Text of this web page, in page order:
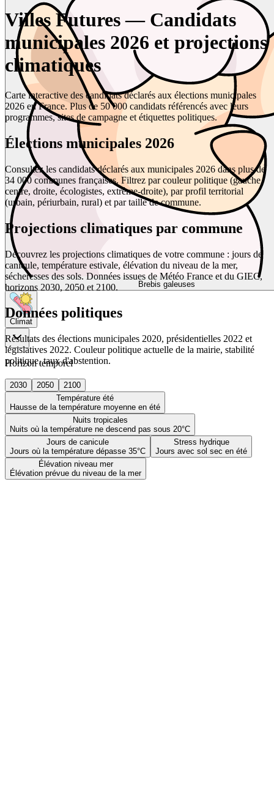
Brebis galeuses
Climat
Horizon temporel
2030 2050
2100
Température été
Hausse de la température moyenne en été
Nuits tropicales
Nuits où la température ne descend pas sous 20°C
Jours de canicule
Jours où la température dépasse 35°C
Stress hydrique
Jours avec sol sec en été
Élévation niveau mer
Élévation prévue du niveau de la mer
Villes Futures — Candidats
municipales 2026 et projections
climatiques
Carte interactive des candidats déclarés aux élections municipales
2026 en France. Plus de 50 000 candidats référencés avec leurs
programmes, sites de campagne et étiquettes politiques.
Élections municipales 2026
Consultez les candidats déclarés aux municipales 2026 dans plus de
34 000 communes françaises. Filtrez par couleur politique (gauche,
centre, droite, écologistes, extrême-droite), par profil territorial
(urbain, périurbain, rural) et par taille de commune.
Projections climatiques par commune
Découvrez les projections climatiques de votre commune : jours de
canicule, température estivale, élévation du niveau de la mer,
sécheresses des sols. Données issues de Météo France et du GIEC,
horizons 2030, 2050 et 2100.
Données politiques
Résultats des élections municipales 2020, présidentielles 2022 et
législatives 2022. Couleur politique actuelle de la mairie, stabilité
politique, taux d'abstention.